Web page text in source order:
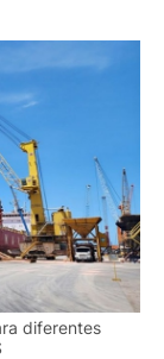
diferentes